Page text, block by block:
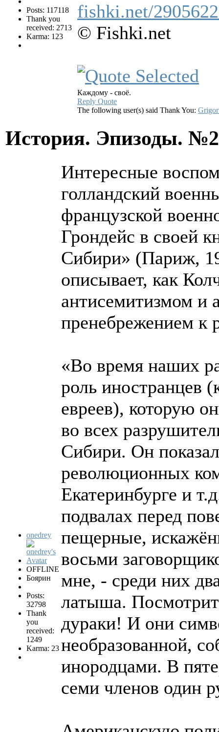
Posts: 117118
Thank you
received: 2713
Karma: 123
fishki.net/
© Fishki.net
Каждому - своё.
Reply Quote
The following user(s) said Thank You:
История. Эпизоды.
onedrey
OFFLINE
Боярин
Posts:
32798
Thank
you
received:
1249
Karma: 23
Интересные
голландский
французской
Грондейс в своей
Сибири» (Париж,
описывает, как
антисемитизмом и
пренебрежением к
«Во время наших
роль иностранцев
евреев), которую
во всех
Сибири. Он
революционных
Екатеринбурге и
подвалах перед
пещерные,
восьми
мне, - среди них
латыша.
дураки! И они
необразованной,
инородцами. В
семи членов один